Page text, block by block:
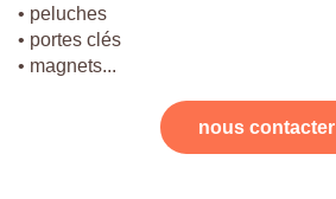
• peluches
• portes clés
• magnets...
nous contacter